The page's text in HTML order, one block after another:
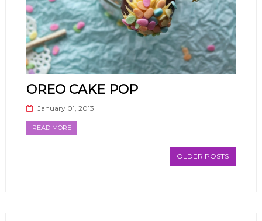
OREO CAKE POP
January 01, 2013
READ MORE
OLDER POSTS